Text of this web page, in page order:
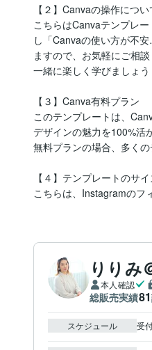
【２】Canvaの操作につい
こちらはCanvaテンプレ
し「Canvaの使い方が不
ますので、お気軽にご相談
一緒に楽しく学びましょう
【３】Canva有料プラン
このテンプレートは、
デザインの魅力を100%活
無料プランの場合、多く
【４】テンプレートのサ
こちらは、Instagramのフ
りりみ
本人確認
総販売実績81
スケジュール 受